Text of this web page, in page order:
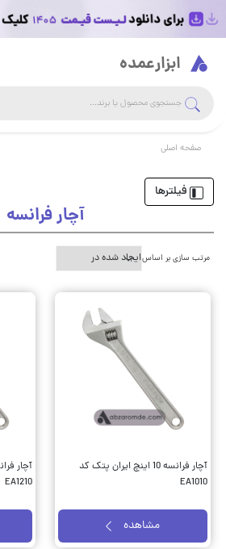
ابزارعمده
جستجوی فروشگاه
صفحه اصلی
فیلترها
آچار فرانسه
مرتب سازی بر اساس
آچار فرانسه 10 اینچ ایران پتک کد
EA1010
مشاهده
EA1210